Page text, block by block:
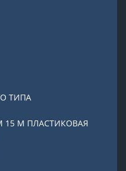
ТИПА
М ПЛАСТИКОВАЯ